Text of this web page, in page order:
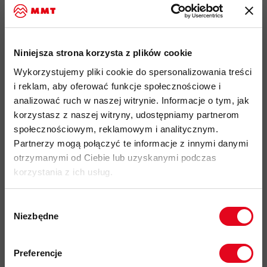
Niniejsza strona korzysta z plików cookie
Wykorzystujemy pliki cookie do spersonalizowania treści
i reklam, aby oferować funkcje społecznościowe i
analizować ruch w naszej witrynie. Informacje o tym, jak
korzystasz z naszej witryny, udostępniamy partnerom
społecznościowym, reklamowym i analitycznym.
Partnerzy mogą połączyć te informacje z innymi danymi
otrzymanymi od Ciebie lub uzyskanymi podczas
korzystania z ich usług.
zgody
Niezbędne
Preferencje
płaska konstrukcja szwów
zapewnia wysoki komfort i
zapobiega otarciom pod plecakiem
recyklingu, certyfikat Bluesign®, Fair Wear
kod produktu: 1014-10394
Więcej o produkcie
Specyfikacja
Zastosowane technologie
odbierz